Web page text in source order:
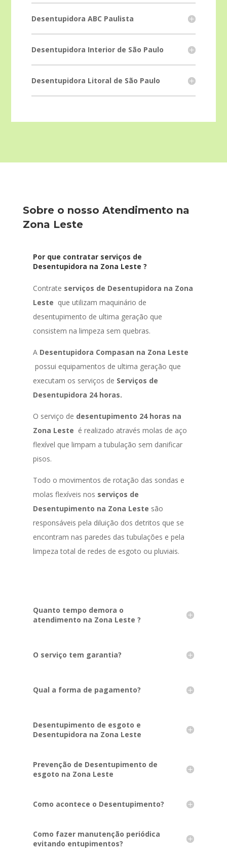
Desentupidora ABC Paulista
Desentupidora Interior de São Paulo
Desentupidora Litoral de São Paulo
Sobre o nosso Atendimento na
Zona Leste
Por que contratar serviços de
Desentupidora na Zona Leste ?
Contrate serviços de Desentupidora na Zona
Leste que utilizam maquinário de
desentupimento de ultima geração que
consistem na limpeza sem quebras.
A Desentupidora Compasan na Zona Leste
possui equipamentos de ultima geração que
executam os serviços de Serviços de
Desentupidora 24 horas.
O serviço de desentupimento 24 horas na
Zona Leste é realizado através molas de aço
flexível que limpam a tubulação sem danificar
pisos.
Todo o movimentos de rotação das sondas e
molas flexíveis nos serviços de
Desentupimento na Zona Leste são
responsáveis pela diluição dos detritos que se
encontram nas paredes das tubulações e pela
limpeza total de redes de esgoto ou pluviais.
Quanto tempo demora o
atendimento na Zona Leste ?
O serviço tem garantia?
Qual a forma de pagamento?
Desentupimento de esgoto e
Desentupidora na Zona Leste
Prevenção de Desentupimento de
esgoto na Zona Leste
Como acontece o Desentupimento?
Como fazer manutenção periódica
evitando entupimentos?